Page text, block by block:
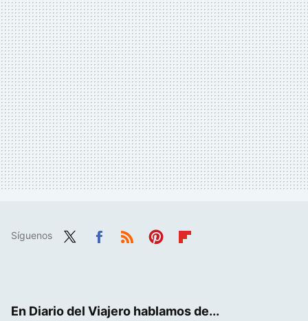
Síguenos
En Diario del Viajero hablamos de...